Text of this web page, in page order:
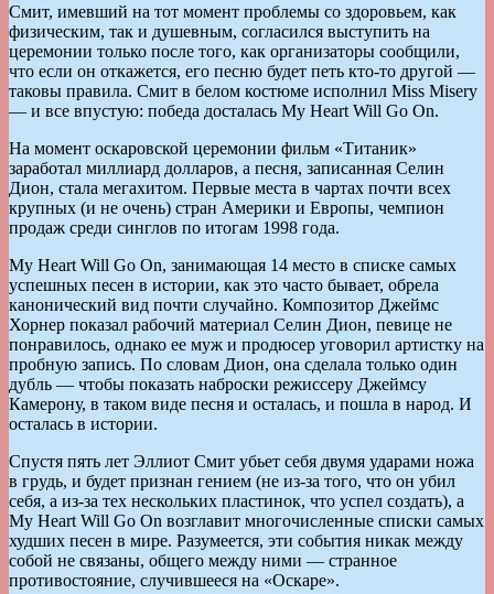
Смит, имевший на тот момент проблемы со здоровьем, как
физическим, так и душевным, согласился выступить на
церемонии только после того, как организаторы сообщили,
что если он откажется, его песню будет петь кто-то другой —
таковы правила. Смит в белом костюме исполнил Miss Misery
— и все впустую: победа досталась My Heart Will Go On.
На момент оскаровской церемонии фильм «Титаник»
заработал миллиард долларов, а песня, записанная Селин
Дион, стала мегахитом. Первые места в чартах почти всех
крупных (и не очень) стран Америки и Европы, чемпион
продаж среди синглов по итогам 1998 года.
My Heart Will Go On, занимающая 14 место в списке самых
успешных песен в истории, как это часто бывает, обрела
канонический вид почти случайно. Композитор Джеймс
Хорнер показал рабочий материал Селин Дион, певице не
понравилось, однако ее муж и продюсер уговорил артистку на
пробную запись. По словам Дион, она сделала только один
дубль — чтобы показать наброски режиссеру Джеймсу
Камерону, в таком виде песня и осталась, и пошла в народ. И
осталась в истории.
Спустя пять лет Эллиот Смит убьет себя двумя ударами ножа
в грудь, и будет признан гением (не из-за того, что он убил
себя, а из-за тех нескольких пластинок, что успел создать), а
My Heart Will Go On возглавит многочисленные списки самых
худших песен в мире. Разумеется, эти события никак между
собой не связаны, общего между ними — странное
противостояние, случившееся на «Оскаре».